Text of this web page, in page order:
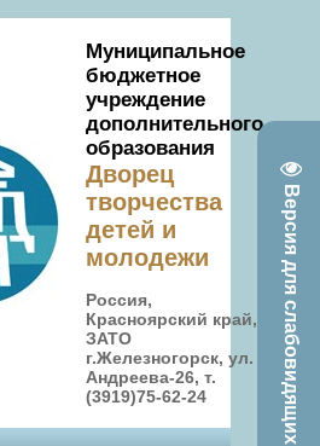
Версия для слабовидящих
Муниципальное
бюджетное
учреждение
дополнительного
образования
Дворец
творчества
детей и
молодежи
Россия,
Красноярский край,
ЗАТО
г.Железногорск, ул.
Андреева-26, т.
(3919)75-62-24